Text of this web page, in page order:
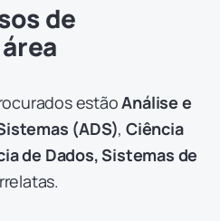
de
estãoAnálise e
(ADS), Ciência
de Dados, Sistemas de